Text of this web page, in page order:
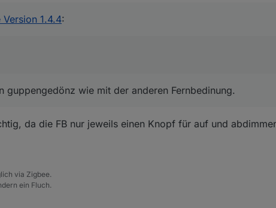
ein guppengedönz wie mit der anderen Fernbedinung.
Version 1.4.4:
guppengedönz wie mit der anderen Fernbedinung.
da die FB nur jeweils einen Knopf für auf und
via Zigbee.
ein Fluch.